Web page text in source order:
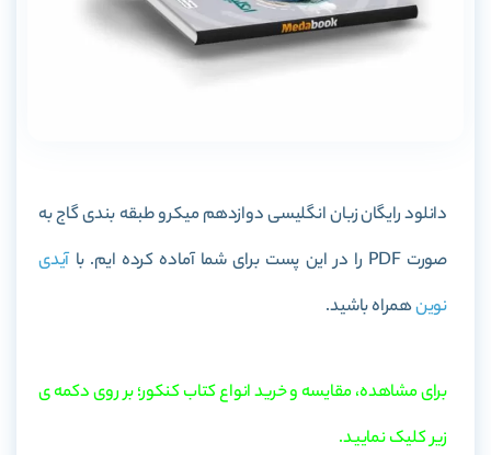
دانلود رایگانزبان انگلیسی دوازدهم میکرو طبقه بندی گاجبه
صورت PDF را در این پست برای شما آماده کرده ایم. با
آیدی
نوینهمراه باشید.
برای مشاهده، مقایسه و خرید انواع کتاب کنکور؛ بر روی دکمه ی
زیر کلیک نمایید.